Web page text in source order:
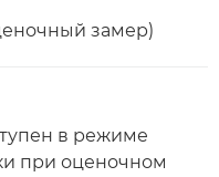
замер)
в режиме
при оценочном